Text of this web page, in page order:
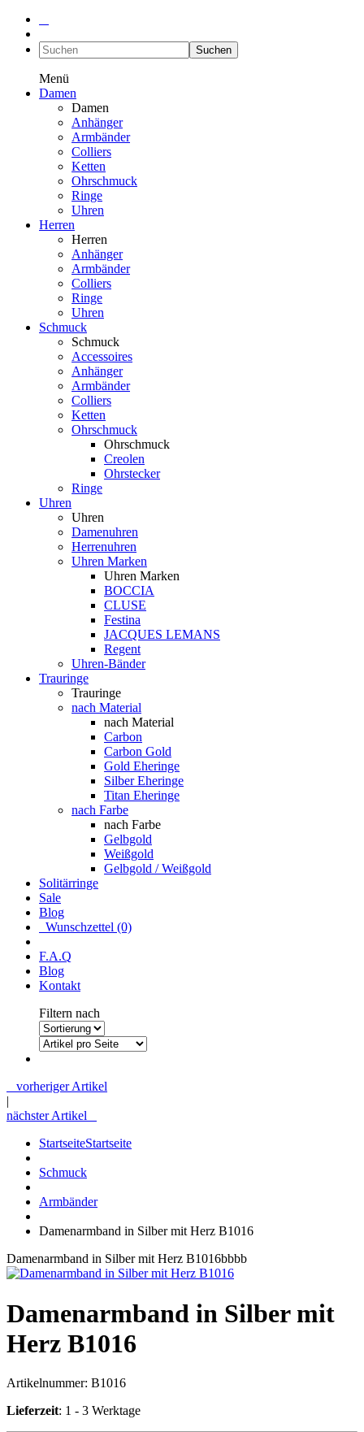
Suchen
Menü
Damen
Damen
Anhänger
Armbänder
Colliers
Ketten
Ohrschmuck
Ringe
Uhren
Herren
Herren
Anhänger
Armbänder
Colliers
Ringe
Uhren
Schmuck
Schmuck
Accessoires
Anhänger
Armbänder
Colliers
Ketten
Ohrschmuck
Ohrschmuck
Creolen
Ohrstecker
Ringe
Uhren
Uhren
Damenuhren
Herrenuhren
Uhren Marken
Uhren Marken
BOCCIA
CLUSE
Festina
JACQUES LEMANS
Regent
Uhren-Bänder
Trauringe
Trauringe
nach Material
nach Material
Carbon
Carbon Gold
Gold Eheringe
Silber Eheringe
Titan Eheringe
nach Farbe
nach Farbe
Gelbgold
Weißgold
Gelbgold / Weißgold
Solitärringe
Sale
Blog
Wunschzettel (0)
F.A.Q
Blog
Kontakt
Filtern nach
vorheriger Artikel
|
nächster Artikel
StartseiteStartseite
Schmuck
Armbänder
Damenarmband in Silber mit Herz B1016
Damenarmband in Silber mit Herz B1016bbbb
Damenarmband in Silber mit
Herz B1016
Artikelnummer: B1016
Lieferzeit: 1 - 3 Werktage